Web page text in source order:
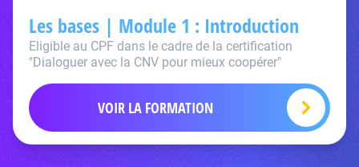
Les bases | Module 1 : Introduction
Eligible au CPF dans le cadre de la certification
"Dialoguer avec la CNV pour mieux coopérer"
VOIR LA FORMATION